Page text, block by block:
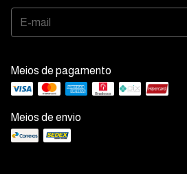
Meios de pagamento
Meios de envio